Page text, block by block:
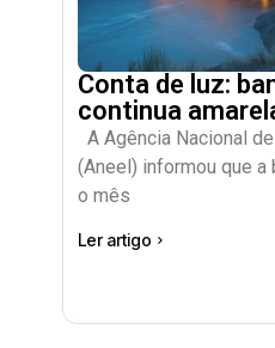
Conta de luz:
continua
A Agência Nacional
(Aneel) informou que a
o mês
Ler artigo